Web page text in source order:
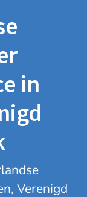
in
Verenigd